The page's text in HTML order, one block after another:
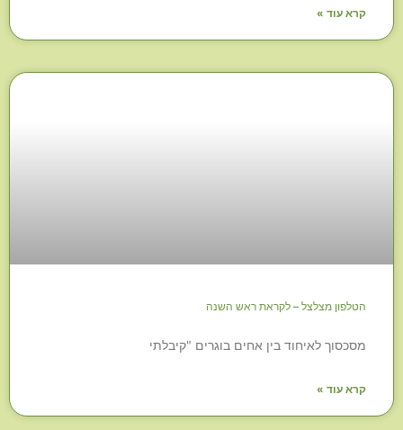
קרא עוד »
הטלפון מצלצל – לקראת ראש השנה
מסכסוך לאיחוד בין אחים בוגרים "קיבלתי
קרא עוד »